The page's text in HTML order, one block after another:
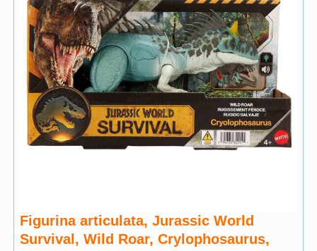
Figurina articulata, Jurassic World
Survival, Wild Roar, Crylophosaurus,